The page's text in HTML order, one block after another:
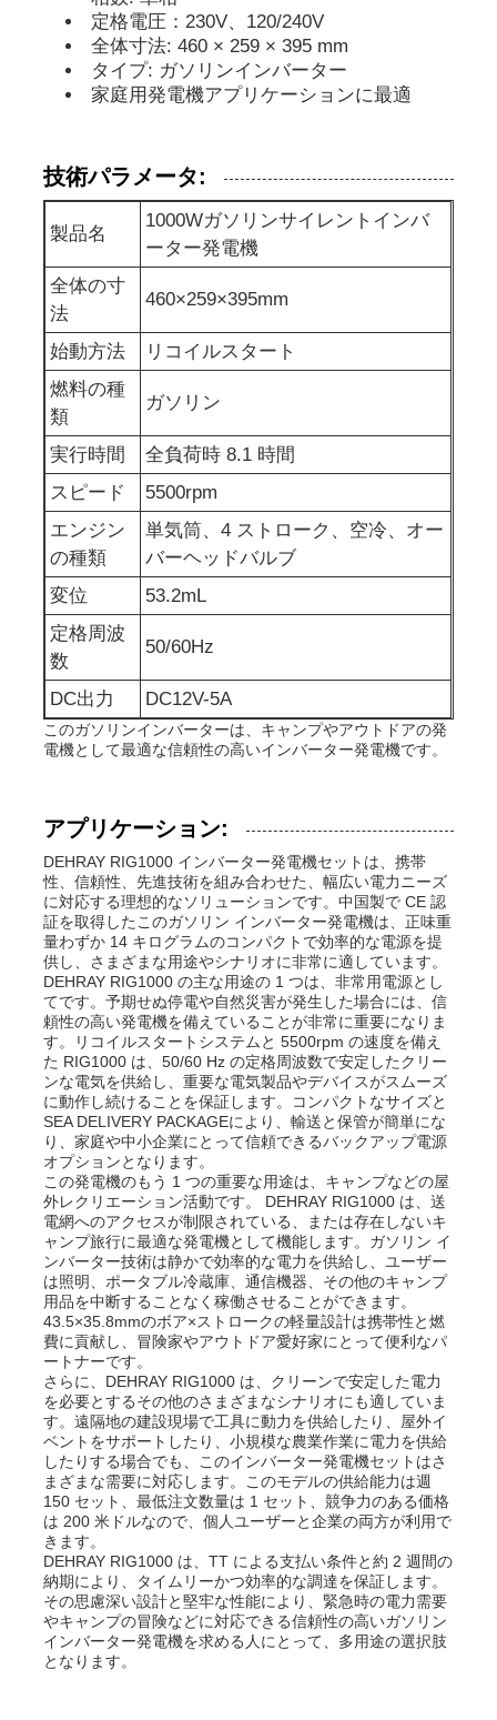
防音の発電機セット
おおいの発電機セット
低騒音発電機
発電機の維持
溶接発電機セット
発電機のディーゼル機関
排水水ポンプ
定格電圧：230V、120/240V
全体寸法: 460 × 259 × 395 mm
タイプ: ガソリンインバーター
家庭用発電機アプリケーションに最適
技術パラメータ:
製品名
1000Wガソリンサイレントインバ
ーター発電機
全体の寸
法
460×259×395mm
始動方法
リコイルスタート
燃料の種
類
ガソリン
実行時間
全負荷時 8.1 時間
スピード
5500rpm
エンジン
の種類
単気筒、4 ストローク、空冷、オー
バーヘッドバルブ
変位
53.2mL
定格周波
数
50/60Hz
DC出力 DC12V-5A
このガソリンインバーターは、キャンプやアウトドアの発
電機として最適な信頼性の高いインバーター発電機です。
アプリケーション:
DEHRAY RIG1000 インバーター発電機セットは、携帯
性、信頼性、先進技術を組み合わせた、幅広い電力ニーズ
に対応する理想的なソリューションです。中国製で CE 認
証を取得したこのガソリン インバーター発電機は、正味重
量わずか 14 キログラムのコンパクトで効率的な電源を提
供し、さまざまな用途やシナリオに非常に適しています。
DEHRAY RIG1000 の主な用途の 1 つは、非常用電源とし
てです。予期せぬ停電や自然災害が発生した場合には、信
頼性の高い発電機を備えていることが非常に重要になりま
す。リコイルスタートシステムと 5500rpm の速度を備え
た RIG1000 は、50/60 Hz の定格周波数で安定したクリー
ンな電気を供給し、重要な電気製品やデバイスがスムーズ
に動作し続けることを保証します。コンパクトなサイズと
SEA DELIVERY PACKAGEにより、輸送と保管が簡単にな
り、家庭や中小企業にとって信頼できるバックアップ電源
オプションとなります。
この発電機のもう 1 つの重要な用途は、キャンプなどの屋
外レクリエーション活動です。 DEHRAY RIG1000 は、送
電網へのアクセスが制限されている、または存在しないキ
ャンプ旅行に最適な発電機として機能します。ガソリン イ
ンバーター技術は静かで効率的な電力を供給し、ユーザー
は照明、ポータブル冷蔵庫、通信機器、その他のキャンプ
用品を中断することなく稼働させることができます。
43.5×35.8mmのボア×ストロークの軽量設計は携帯性と燃
費に貢献し、冒険家やアウトドア愛好家にとって便利なパ
ートナーです。
さらに、DEHRAY RIG1000 は、クリーンで安定した電力
を必要とするその他のさまざまなシナリオにも適していま
す。遠隔地の建設現場で工具に動力を供給したり、屋外イ
ベントをサポートしたり、小規模な農業作業に電力を供給
したりする場合でも、このインバーター発電機セットはさ
まざまな需要に対応します。このモデルの供給能力は週
150 セット、最低注文数量は 1 セット、競争力のある価格
は 200 米ドルなので、個人ユーザーと企業の両方が利用で
きます。
DEHRAY RIG1000 は、TT による支払い条件と約 2 週間の
納期により、タイムリーかつ効率的な調達を保証します。
その思慮深い設計と堅牢な性能により、緊急時の電力需要
やキャンプの冒険などに対応できる信頼性の高いガソリン
インバーター発電機を求める人にとって、多用途の選択肢
となります。